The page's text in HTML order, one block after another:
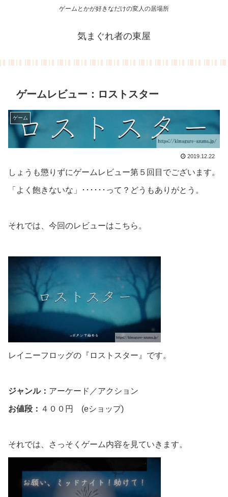
ゲームとかが好きなだけの変人の居場所
気まぐれ者の東屋
ゲームレビュー：ロストスター
ゲーム
2019.12.22
しょうも懲りずにゲームレビュー第５回目でございます。
「よく飽きないな」･･････って？どうもありがとう。
それでは、今回のレビューはこちら。
レイニーフロッグの『ロストスター』です。
ジャンル： アーケード／アクション
お値段： ４００円 (eショップ)
それでは、さっそくゲーム内容を見ていきます。